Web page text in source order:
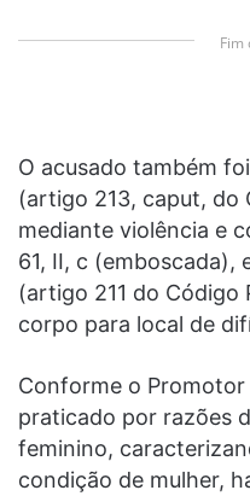
Fim
O acusado também
(artigo 213, caput, do
mediante violência e
61, II, c (emboscada),
(artigo 211 do
corpo para local de
Conforme o
praticado por razões
feminino,
condição de mulher,